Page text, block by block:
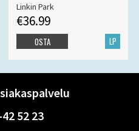
Linkin Park
€36.99
LP
OSTA
52 23